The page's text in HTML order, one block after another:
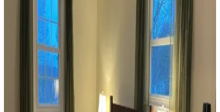
Veranda Dekorasyonunda Bitki Seçimi, Aydınlatma
ve Mobilya Düzenlemeleriyle Estetik İyileştirme
Yöntemleri
Veranda dekorasyonunda bitkiler, halılar, aydınlatma ve mobilyaların
uyumlu kullanımı mekânı daha davetkâr ve fonksiyonel kılar. Doğru
seçimler verandanın atmosferini ve dış görünümünü güçlendirir.
Habitat'tan İkinci El Mobilya Alımı ve Ev
Dekorasyonunda Stil Oluşturma Yöntemleri